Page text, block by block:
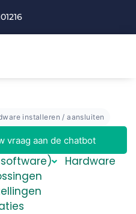
installeren / aansluiten
vraag aan de chatbot
Hardware